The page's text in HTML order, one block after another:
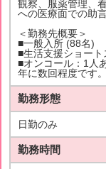
観察、服薬管理、
への医療面での助
＜勤務先概要＞
■一般入所 (88名)
■生活支援ショート
■オンコール：1人
年に数回程度です。
勤務形態
日勤のみ
勤務時間